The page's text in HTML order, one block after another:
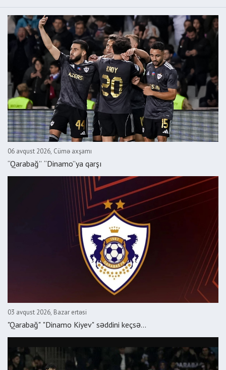
06 avqust 2026, Cümə axşamı
“Qarabağ” “Dinamo”ya qarşı
03 avqust 2026, Bazar ertəsi
"Qarabağ" "Dinamo Kiyev" səddini keçsə...